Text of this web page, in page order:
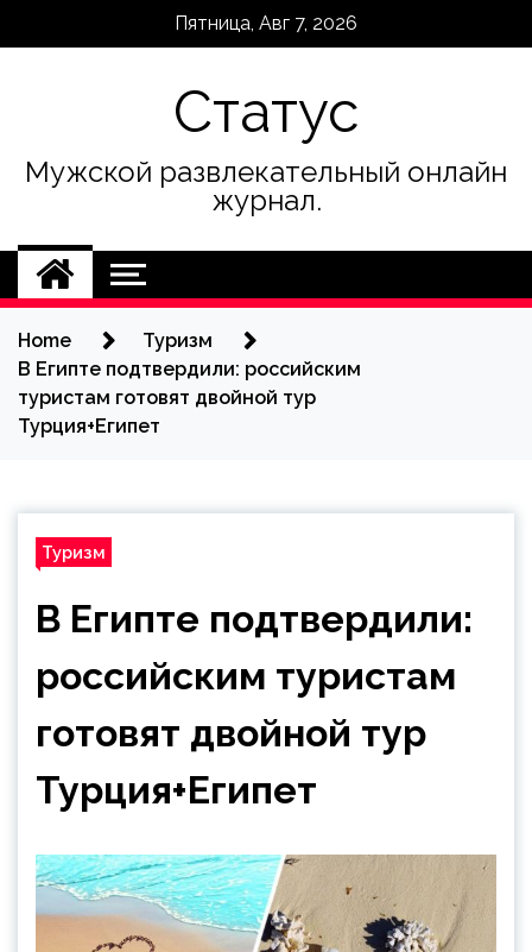
Пятница, Авг 7, 2026
Статус
Мужской развлекательный онлайн
журнал.
Home
Туризм
В Египте подтвердили: российским
туристам готовят двойной тур
Турция+Египет
Туризм
В Египте подтвердили:
российским туристам
готовят двойной тур
Турция+Египет